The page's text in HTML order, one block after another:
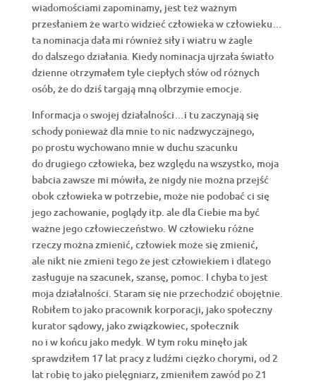
wiadomościami zapominamy, jest też ważnym
przesłaniem że warto widzieć człowieka w człowieku…
ta nominacja dała mi również siły i wiatru w żagle
do dalszego działania. Kiedy nominacja ujrzała światło
dzienne otrzymałem tyle ciepłych słów od różnych
osób, że do dziś targają mną olbrzymie emocje.
Informacja o swojej działalności…i tu zaczynają się
schody ponieważ dla mnie to nic nadzwyczajnego,
po prostu wychowano mnie w duchu szacunku
do drugiego człowieka, bez względu na wszystko, moja
babcia zawsze mi mówiła, że nigdy nie można przejść
obok człowieka w potrzebie, może nie podobać ci się
jego zachowanie, poglądy itp. ale dla Ciebie ma być
ważne jego człowieczeństwo. W człowieku różne
rzeczy można zmienić, człowiek może się zmienić,
ale nikt nie zmieni tego że jest człowiekiem i dlatego
zasługuje na szacunek, szansę, pomoc. I chyba to jest
moja działalności. Staram się nie przechodzić obojętnie.
Robiłem to jako pracownik korporacji, jako społeczny
kurator sądowy, jako związkowiec, społecznik
no i w końcu jako medyk. W tym roku minęło jak
sprawdziłem 17 lat pracy z ludźmi ciężko chorymi, od 2
lat robię to jako pielęgniarz, zmieniłem zawód po 21